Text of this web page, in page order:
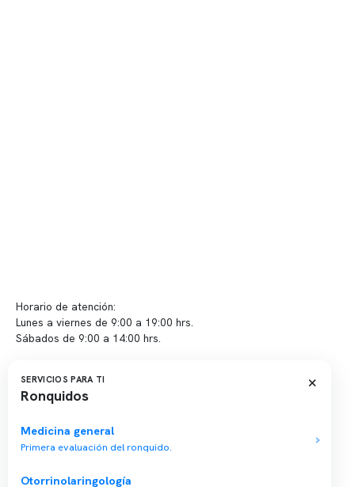
Horario de atención:
Lunes a viernes de 9:00 a 19:00 hrs.
Sábados de 9:00 a 14:00 hrs.
Sucursales
📍 Vitacura: Av. Kennedy 5488, Patio Inglés, piso -1, local 003
📍 Providencia: Av. Andrés Bello 2337, local 2
Reserva tu hora
SERVICIOS PARA TI
Ronquidos
×
Medicina general
Primera evaluación del ronquido.
Otorrinolaringología